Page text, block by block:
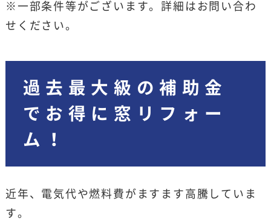
※一部条件等がございます。詳細はお問い合わ
せください。
過去最大級の補助金
でお得に窓リフォー
ム！
近年、電気代や燃料費がますます高騰していま
す。